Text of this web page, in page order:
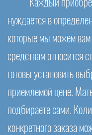
Каждый
нуждается в
которые мы можем
средствам относится
готовы установить
приемлемой цене.
подбираете сами.
конкретного заказа